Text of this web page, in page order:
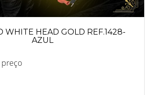
WHITE HEAD GOLD REF.1428-
AZUL
preço